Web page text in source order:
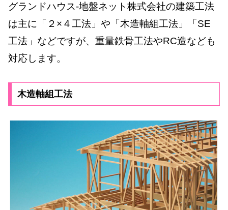
グランドハウス-地盤ネット株式会社の建築工法
は主に「２×４工法」や「木造軸組工法」「SE
工法」などですが、重量鉄骨工法やRC造なども
対応します。
木造軸組工法